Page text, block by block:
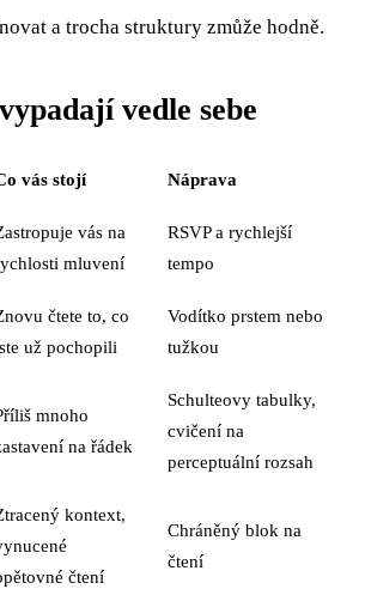
a trocha struktury zmůže hodně.
vedle sebe
vás stojí Náprava
vás na
mluvení
RSVP a rychlejší
tempo
čtete to, co
už pochopili
Vodítko prstem nebo
tužkou
mnoho
na řádek
Schulteovy tabulky,
cvičení na
perceptuální rozsah
kontext,
čtení
Chráněný blok na
čtení